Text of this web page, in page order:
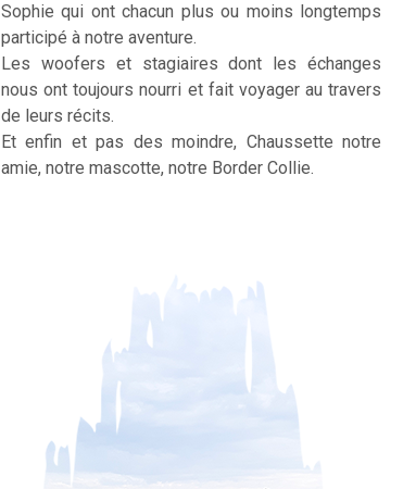
Sophie qui ont chacun plus ou moins longtemps
participé à notre aventure.
Les woofers et stagiaires dont les échanges
nous ont toujours nourri et fait voyager au travers
de leurs récits.
Et enfin et pas des moindre, Chaussette notre
amie, notre mascotte, notre Border Collie.